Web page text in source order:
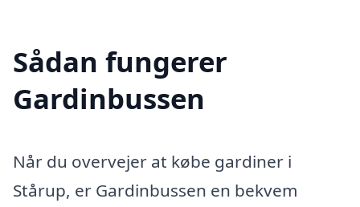
Sådan fungerer
Gardinbussen
Når du overvejer at købe gardiner i
Stårup, er Gardinbussen en bekvem